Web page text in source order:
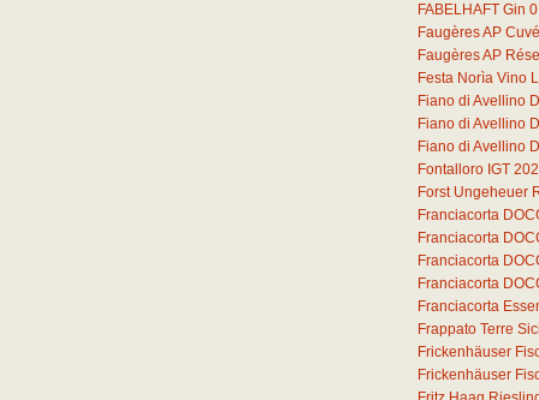
FABELHAFT Gin
Faugères AP
Faugères AP
Festa Norìa Vino
Fiano di Avellino
Fiano di Avellino
Fiano di Avellino
Fontalloro IGT
Forst Ungeheuer
Franciacorta
Franciacorta
Franciacorta
Franciacorta
Franciacorta
Frappato Terre
Frickenhäuser
Frickenhäuser